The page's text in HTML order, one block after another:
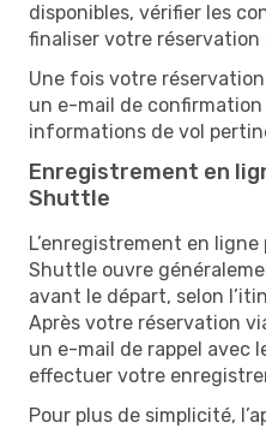
disponibles, vérifier les
finaliser votre
Une fois votre
un e-mail de
informations de vol
Enregistrement en
Shuttle
L’enregistrement en
Shuttle ouvre
avant le départ, selon
Après votre réservation
un e-mail de rappel avec
effectuer votre
Pour plus de simplicité,